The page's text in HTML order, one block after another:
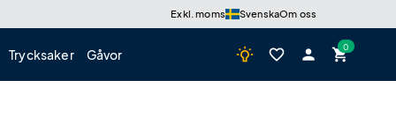
Exkl. moms SvenskaOm oss
Trycksaker Gåvor wb_incandescent favorite_border person shopping_cart